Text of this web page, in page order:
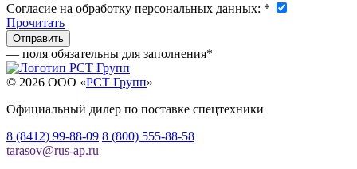
Согласие на обработку персональных данных: *
Прочитать
— поля обязательны для заполнения*
© 2026 OOO «РСТ Групп»
Официальный дилер по поставке спецтехники
8 (8412) 99-88-09 8 (800) 555-88-58
tarasov@rus-ap.ru